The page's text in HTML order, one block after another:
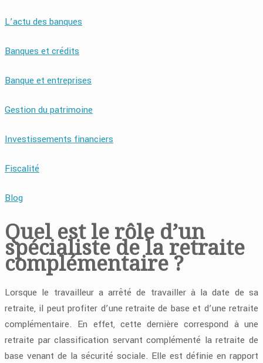
L’actu des banques
Banques et crédits
Banque et entreprises
Gestion du patrimoine
Investissements financiers
Fiscalité
Blog
Quel est le rôle d’un
spécialiste de la retraite
complémentaire ?
Lorsque le travailleur a arrêté de travailler à la date de sa
retraite, il peut profiter d’une retraite de base et d’une retraite
complémentaire. En effet, cette dernière correspond à une
retraite par classification servant complémenté la retraite de
base venant de la sécurité sociale. Elle est définie en rapport